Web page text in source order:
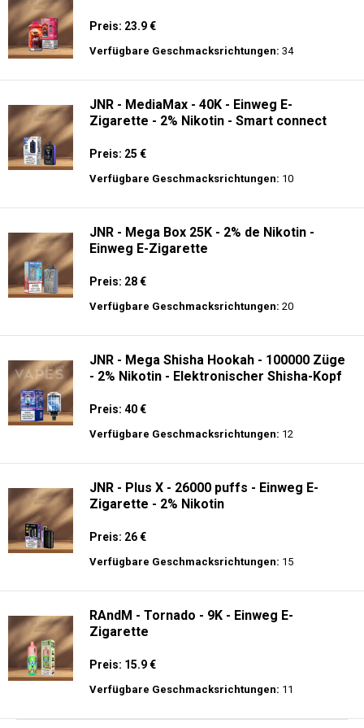
Preis: 23.9 €
Verfügbare Geschmacksrichtungen: 34
JNR - MediaMax - 40K - Einweg E-
Zigarette - 2% Nikotin - Smart connect
Preis: 25 €
Verfügbare Geschmacksrichtungen: 10
JNR - Mega Box 25K - 2% de Nikotin -
Einweg E-Zigarette
Preis: 28 €
Verfügbare Geschmacksrichtungen: 20
JNR - Mega Shisha Hookah - 100000 Züge
- 2% Nikotin - Elektronischer Shisha-Kopf
Preis: 40 €
Verfügbare Geschmacksrichtungen: 12
JNR - Plus X - 26000 puffs - Einweg E-
Zigarette - 2% Nikotin
Preis: 26 €
Verfügbare Geschmacksrichtungen: 15
RAndM - Tornado - 9K - Einweg E-
Zigarette
Preis: 15.9 €
Verfügbare Geschmacksrichtungen: 11